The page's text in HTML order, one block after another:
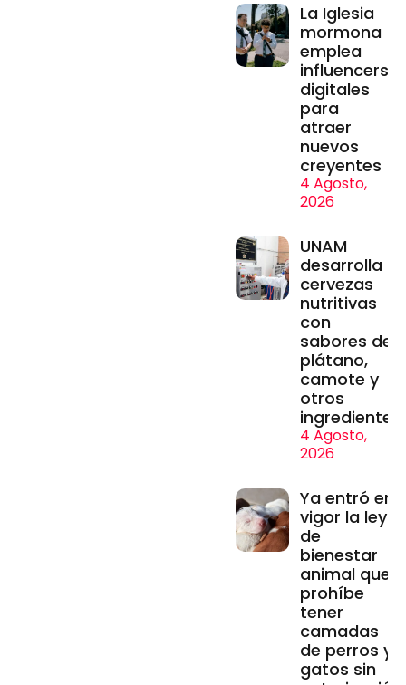
La Iglesia
mormona
emplea
influencers
digitales
para
atraer
nuevos
creyentes
4 Agosto,
2026
UNAM
desarrolla
cervezas
nutritivas
con
sabores de
plátano,
camote y
otros
ingredientes
4 Agosto,
2026
Ya entró en
vigor la ley
de
bienestar
animal que
prohíbe
tener
camadas
de perros y
gatos sin